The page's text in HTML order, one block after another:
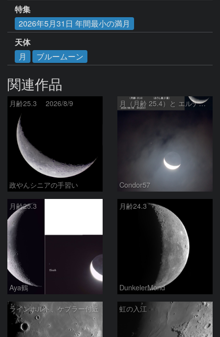
特集
2026年5月31日 年間最小の満月
天体
月
ブルームーン
関連作品
月齢25.3 2026/8/9
政やんシニアの手習い
月（月齢 25.4）と エルナト（おうし座β星）
Condor57
月齢25.3
Aya鶴
月齢24.3
DunkelerMond
ラインホルト、ケプラー付近 虹の入江